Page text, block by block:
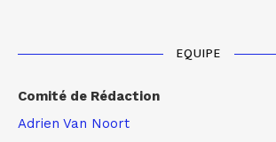
EQUIPE
Comité de Rédaction
Adrien Van Noort